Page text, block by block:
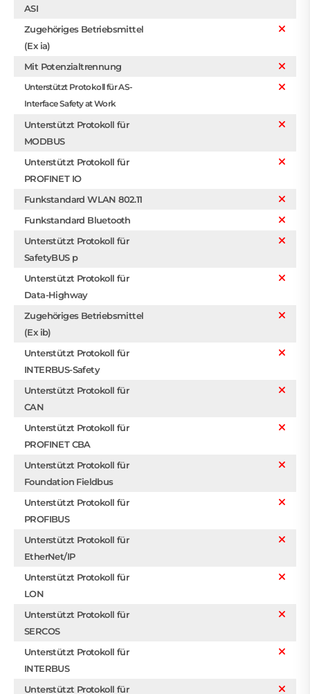
ASI
Zugehöriges Betriebsmittel
(Ex ia)
Mit Potenzialtrennung
Unterstützt Protokoll für AS-
Interface Safety at Work
Unterstützt Protokoll für
MODBUS
Unterstützt Protokoll für
PROFINET IO
Funkstandard WLAN 802.11
Funkstandard Bluetooth
Unterstützt Protokoll für
SafetyBUS p
Unterstützt Protokoll für
Data-Highway
Zugehöriges Betriebsmittel
(Ex ib)
Unterstützt Protokoll für
INTERBUS-Safety
Unterstützt Protokoll für
CAN
Unterstützt Protokoll für
PROFINET CBA
Unterstützt Protokoll für
Foundation Fieldbus
Unterstützt Protokoll für
PROFIBUS
Unterstützt Protokoll für
EtherNet/IP
Unterstützt Protokoll für
LON
Unterstützt Protokoll für
SERCOS
Unterstützt Protokoll für
INTERBUS
Unterstützt Protokoll für